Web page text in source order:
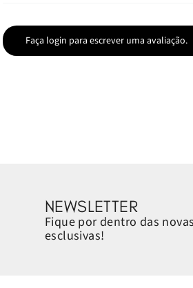
Faça login para escrever uma avaliação.
NEWSLETTER
Fique por dentro das
esclusivas!